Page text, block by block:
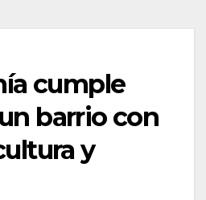
cumple
un barrio con
y